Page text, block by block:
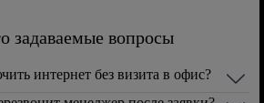
задаваемые вопросы
интернет без визита в офис?